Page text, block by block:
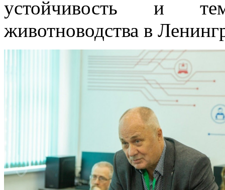
устойчивость и
животноводства в